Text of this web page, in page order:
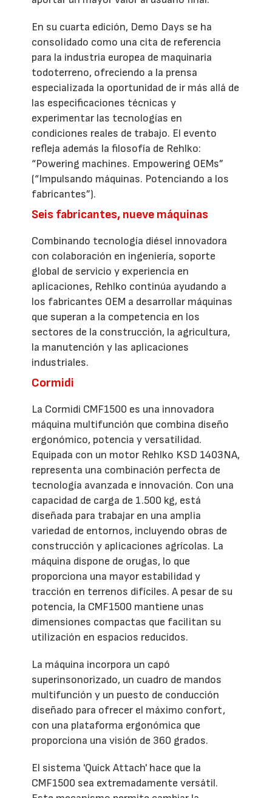
En su cuarta edición, Demo Days se ha
consolidado como una cita de referencia
para la industria europea de maquinaria
todoterreno, ofreciendo a la prensa
especializada la oportunidad de ir más allá de
las especificaciones técnicas y
experimentar las tecnologías en
condiciones reales de trabajo. El evento
refleja además la filosofía de Rehlko:
“Powering machines. Empowering OEMs”
(“Impulsando máquinas. Potenciando a los
fabricantes”).
Seis fabricantes, nueve máquinas
Combinando tecnología diésel innovadora
con colaboración en ingeniería, soporte
global de servicio y experiencia en
aplicaciones, Rehlko continúa ayudando a
los fabricantes OEM a desarrollar máquinas
que superan a la competencia en los
sectores de la construcción, la agricultura,
la manutención y las aplicaciones
industriales.
Cormidi
La Cormidi CMF1500 es una innovadora
máquina multifunción que combina diseño
ergonómico, potencia y versatilidad.
Equipada con un motor Rehlko KSD 1403NA,
representa una combinación perfecta de
tecnología avanzada e innovación. Con una
capacidad de carga de 1.500 kg, está
diseñada para trabajar en una amplia
variedad de entornos, incluyendo obras de
construcción y aplicaciones agrícolas. La
máquina dispone de orugas, lo que
proporciona una mayor estabilidad y
tracción en terrenos difíciles. A pesar de su
potencia, la CMF1500 mantiene unas
dimensiones compactas que facilitan su
utilización en espacios reducidos.
La máquina incorpora un capó
superinsonorizado, un cuadro de mandos
multifunción y un puesto de conducción
diseñado para ofrecer el máximo confort,
con una plataforma ergonómica que
proporciona una visión de 360 grados.
El sistema 'Quick Attach' hace que la
CMF1500 sea extremadamente versátil.